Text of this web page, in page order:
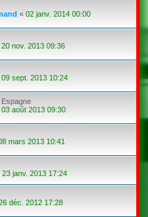
« 02 janv. 2014 00:00
20 nov. 2013 09:36
09 sept. 2013 10:24
03 août 2013 09:30
mars 2013 10:41
23 janv. 2013 17:24
déc. 2012 17:28